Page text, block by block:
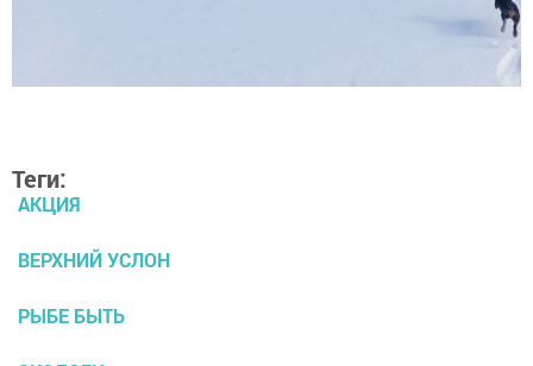
Теги:
АКЦИЯ
ВЕРХНИЙ УСЛОН
РЫБЕ БЫТЬ